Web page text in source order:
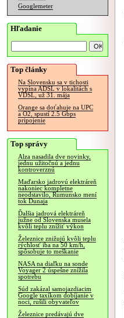
Googlemeter
Hľadanie
Top články
Na Slovensku sa v tichosti
vypína ADSL v lokalitách s
VDSL, už 31. mája
Orange sa doťahuje na UPC
a O2, spustí 2.5 Gbps
pripojenie
Top správy
Alza nasadila dve novinky,
jednu užitočnú a jednu
kontroverznú
Maďarsko jadrovú elektráreň
nakoniec kompletne
neodstavilo, Rumunsko mení
tok Dunaja
Ďalšia jadrová elektráreň
južne od Slovenska musela
kvôli teplu znížiť výkon
Železnice znižujú kvôli teplu
rýchlosť iba na 50 km/h,
spôsobuje to meškanie
NASA na diaľku na sonde
Voyager 2 úspešne znížila
spotrebu
Súd zakázal samojazdiacim
Google taxíkom dobíjanie v
noci, rušili obyvateľov
Železnice predávajú dve